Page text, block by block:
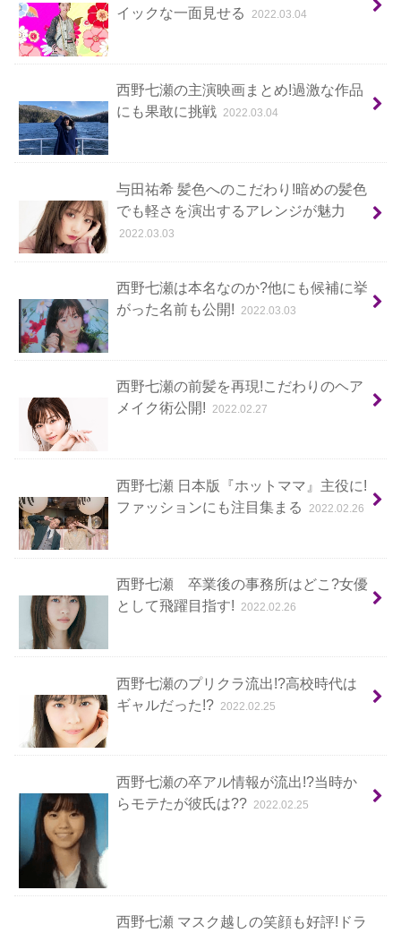
イックな一面見せる
2022.03.04
西野七瀬の主演映画まとめ!過激な作品
にも果敢に挑戦
2022.03.04
与田祐希 髪色へのこだわり!暗めの髪色
でも軽さを演出するアレンジが魅力
2022.03.03
西野七瀬は本名なのか?他にも候補に挙
がった名前も公開!
2022.03.03
西野七瀬の前髪を再現!こだわりのヘア
メイク術公開!
2022.02.27
西野七瀬 日本版『ホットママ』主役に!
ファッションにも注目集まる
2022.02.26
西野七瀬 卒業後の事務所はどこ?女優
として飛躍目指す!
2022.02.26
西野七瀬のプリクラ流出!?高校時代は
ギャルだった!?
2022.02.25
西野七瀬の卒アル情報が流出!?当時か
らモテたが彼氏は??
2022.02.25
西野七瀬 マスク越しの笑顔も好評!ドラ